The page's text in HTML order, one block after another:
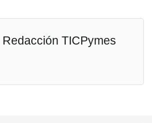
Redacción TICPymes